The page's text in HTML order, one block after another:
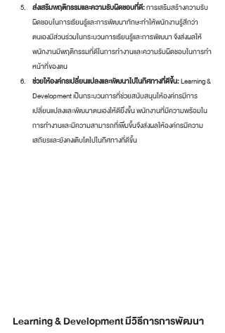
ส่งเสริมพฤติกรรมและความรับผิดชอบที่ดี: การเสริมสร้างความรับ
ผิดชอบในการเรียนรู้และการพัฒนาทักษะทำให้พนักงานรู้สึกว่า
ตนเองมีส่วนร่วมในกระบวนการเรียนรู้และการพัฒนา จึงส่งผลให้
พนักงานมีพฤติกรรมที่ดีในการทำงานและความรับผิดชอบในการทำ
หน้าที่ของตน
ช่วยให้องค์กรเปลี่ยนแปลงและพัฒนาไปในทิศทางที่ดีขึ้น: Learning &
Development เป็นกระบวนการที่ช่วยสนับสนุนให้องค์กรมีการ
เปลี่ยนแปลงและพัฒนาตนเองให้ดียิ่งขึ้น พนักงานที่มีความพร้อมใน
การทำงานและมีความสามารถที่เพิ่มขึ้นจึงส่งผลให้องค์กรมีความ
เสถียรและยังคงเติบโตไปในทิศทางที่ดีขึ้น
Learning & Development มีวิธีการการพัฒนา